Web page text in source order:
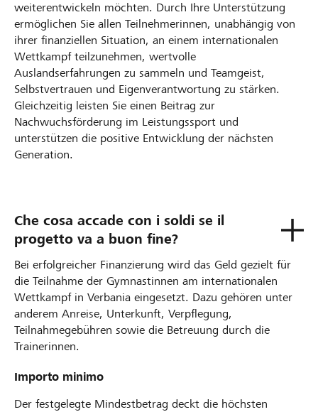
weiterentwickeln möchten. Durch Ihre Unterstützung
ermöglichen Sie allen Teilnehmerinnen, unabhängig von
ihrer finanziellen Situation, an einem internationalen
Wettkampf teilzunehmen, wertvolle
Auslandserfahrungen zu sammeln und Teamgeist,
Selbstvertrauen und Eigenverantwortung zu stärken.
Gleichzeitig leisten Sie einen Beitrag zur
Nachwuchsförderung im Leistungssport und
unterstützen die positive Entwicklung der nächsten
Generation.
Che cosa accade con i soldi se il
progetto va a buon fine?
Bei erfolgreicher Finanzierung wird das Geld gezielt für
die Teilnahme der Gymnastinnen am internationalen
Wettkampf in Verbania eingesetzt. Dazu gehören unter
anderem Anreise, Unterkunft, Verpflegung,
Teilnahmegebühren sowie die Betreuung durch die
Trainerinnen.
Importo minimo
Der festgelegte Mindestbetrag deckt die höchsten